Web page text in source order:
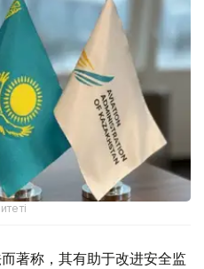
著称，其有助于改进安全监